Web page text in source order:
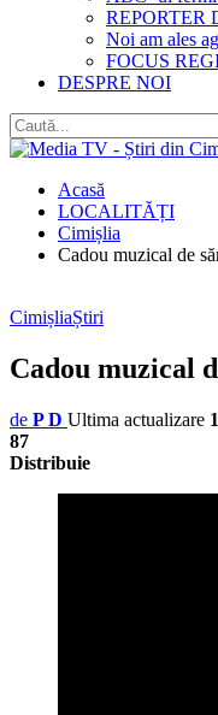
REPORTER
Noi am ales
FOCUS
DESPRE NOI
Acasă
LOCALITĂȚI
Cimișlia
Cadou muzical de
CimișliaȘtiri
Cadou muzical
de P D Ultima actualizare
87
Distribuie